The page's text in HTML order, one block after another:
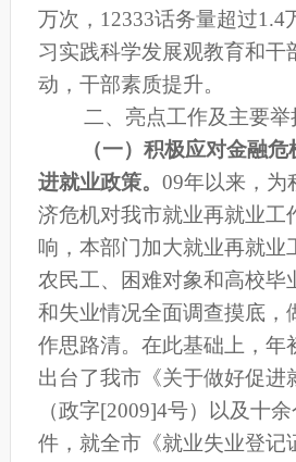
万次，12333话务量超过1.4
习实践科学发展观教育和干
动，干部素质提升。
二、亮点工作及主要举
（一）积极应对金融
进就业政策。 09年以来，为
济危机对我市就业再就业工
响，本部门加大就业再就业
农民工、困难对象和高校毕
和失业情况全面调查摸底，
作思路清。在此基础上，年
出台了我市《关于做好促进
（政字[2009]4号）以及十余
件， 就全市《就业失业登记